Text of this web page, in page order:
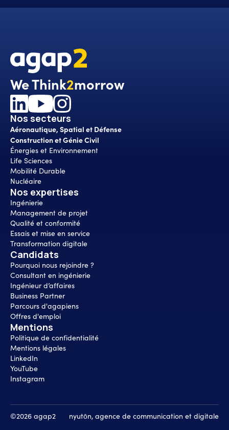
We Think2morrow
Nos secteurs
Aéronautique, Spatial et Défense
Construction et Génie Civil
Énergies et Environnement
Life Sciences
Mobilité Durable
Nucléaire
Nos expertises
Ingénierie
Management de projet
Qualité et conformité
Essais et mise en service
Transformation digitale
Candidats
Pourquoi nous rejoindre ?
Consultant en ingénierie
Ingénieur d’affaires
Business Partner
Parcours d'agapiens
Offres d'emploi
Mentions
Politique de confidentialité
Mentions légales
LinkedIn
YouTube
Instagram
©2026 agap2 nyutōn, agence de communication et digitale